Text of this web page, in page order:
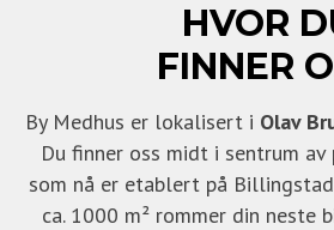
HVOR
FINNER
By Medhus er lokalisert i Olav
Du finner oss midt i sentrum av
som nå er etablert på
ca. 1000 m² rommer din neste